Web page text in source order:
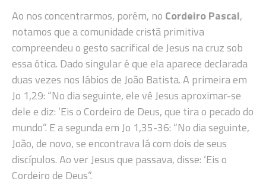
Ao nos concentrarmos, porém, no Cordeiro Pascal,
notamos que a comunidade cristã primitiva
compreendeu o gesto sacrifical de Jesus na cruz sob
essa ótica. Dado singular é que ela aparece declarada
duas vezes nos lábios de João Batista. A primeira em
Jo 1,29: “No dia seguinte, ele vê Jesus aproximar-se
dele e diz: ‘Eis o Cordeiro de Deus, que tira o pecado do
mundo”. E a segunda em Jo 1,35-36: “No dia seguinte,
João, de novo, se encontrava lá com dois de seus
discípulos. Ao ver Jesus que passava, disse: ‘Eis o
Cordeiro de Deus”.